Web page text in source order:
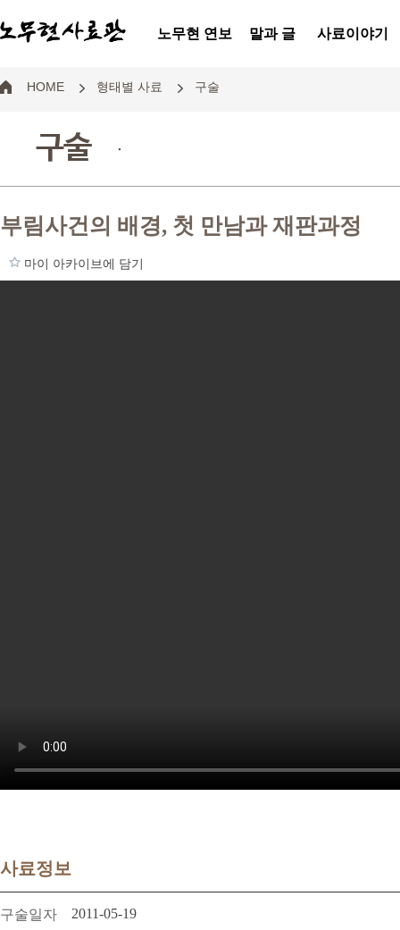
노무현 연보 말과 글 사료이야기
HOME 형태별 사료 구술
구술 .
부림사건의 배경, 첫 만남과 재판과정
마이 아카이브에 담기
사료정보
구술일자 2011-05-19